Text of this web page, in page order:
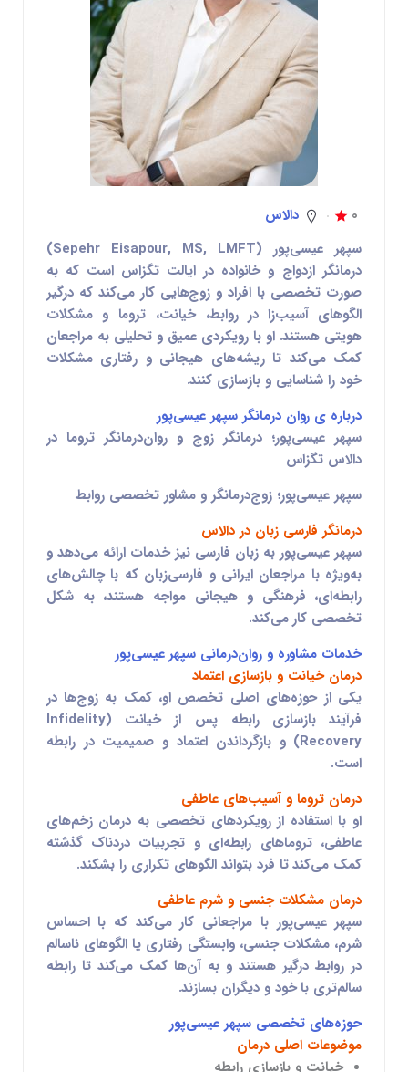
0
دالاس
سپهر عیسی‌پور
(Sepehr Eisapour, MS, LMFT)
درمانگر ازدواج و خانواده در ایالت تگزاس است که به
صورت تخصصی با افراد و زوج‌هایی کار می‌کند که درگیر
الگوهای آسیب‌زا در روابط، خیانت، تروما و مشکلات
هویتی هستند. او با رویکردی عمیق و تحلیلی به مراجعان
کمک می‌کند تا ریشه‌های هیجانی و رفتاری مشکلات
خود را شناسایی و بازسازی کنند.
درباره ی روان درمانگر سپهر عیسی‌پور
سپهر عیسی‌پور؛ درمانگر زوج و روان‌درمانگر تروما در
دالاس تگزاس
سپهر عیسی‌پور؛ زوج‌درمانگر و مشاور تخصصی روابط
درمانگر فارسی زبان در دالاس
سپهر عیسی‌پور به زبان فارسی نیز خدمات ارائه می‌دهد و
به‌ویژه با مراجعان ایرانی و فارسی‌زبان که با چالش‌های
رابطه‌ای، فرهنگی و هیجانی مواجه هستند، به شکل
تخصصی کار می‌کند.
خدمات مشاوره و روان‌درمانی سپهر عیسی‌پور
درمان خیانت و بازسازی اعتماد
یکی از حوزه‌های اصلی تخصص او، کمک به زوج‌ها در
فرآیند بازسازی رابطه پس از خیانت (Infidelity
Recovery) و بازگرداندن اعتماد و صمیمیت در رابطه
است.
درمان تروما و آسیب‌های عاطفی
او با استفاده از رویکردهای تخصصی به درمان زخم‌های
عاطفی، تروماهای رابطه‌ای و تجربیات دردناک گذشته
کمک می‌کند تا فرد بتواند الگوهای تکراری را بشکند.
درمان مشکلات جنسی و شرم عاطفی
سپهر عیسی‌پور با مراجعانی کار می‌کند که با احساس
شرم، مشکلات جنسی، وابستگی رفتاری یا الگوهای ناسالم
در روابط درگیر هستند و به آن‌ها کمک می‌کند تا رابطه
سالم‌تری با خود و دیگران بسازند.
حوزه‌های تخصصی سپهر عیسی‌پور
موضوعات اصلی درمان
خیانت و بازسازی رابطه